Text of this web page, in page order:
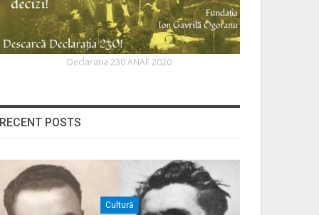
Declaratia 230 ANAF 2020
POSTS
Cultură